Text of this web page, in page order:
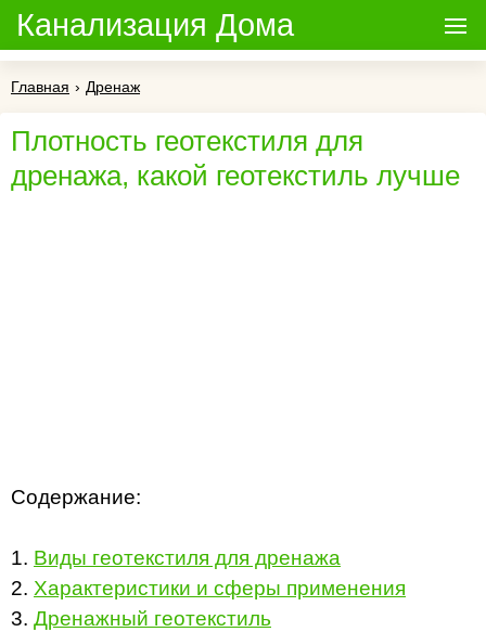
Канализация Дома
Главная › Дренаж
Плотность геотекстиля для
дренажа, какой геотекстиль лучше
Содержание:
1. Виды геотекстиля для дренажа
2. Характеристики и сферы применения
3. Дренажный геотекстиль